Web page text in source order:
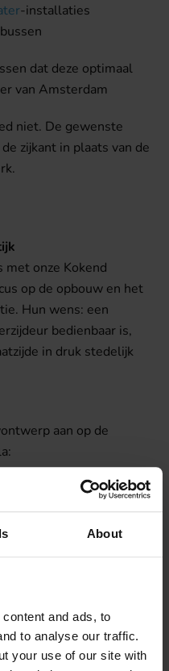
About
and ads, to
to analyse our traffic.
your use of our site with
-installaties
dat deze optimaal
van Amsterdam
niet. De gewenste
zijkant in plaats van de
met onze Kokend
op de opbouw en het
Hun wens: een
bedienbaar is,
in druk stedelijk
aan op de
in plaats van de
componenten
werd zelfs kort